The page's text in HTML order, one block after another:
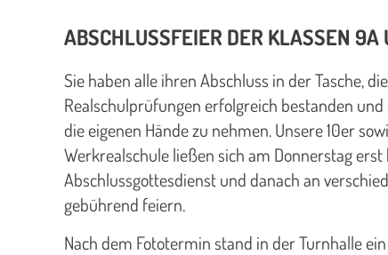
ABSCHLUSSFEIER DER KLASSEN 9A
Sie haben alle ihren Abschluss in der Tasche,
Realschulprüfungen erfolgreich bestanden
die eigenen Hände zu nehmen. Unsere 10er
Werkrealschule ließen sich am Donnerstag
Abschlussgottesdienst und danach an
gebührend feiern.
Nach dem Fototermin stand in der Turnhalle